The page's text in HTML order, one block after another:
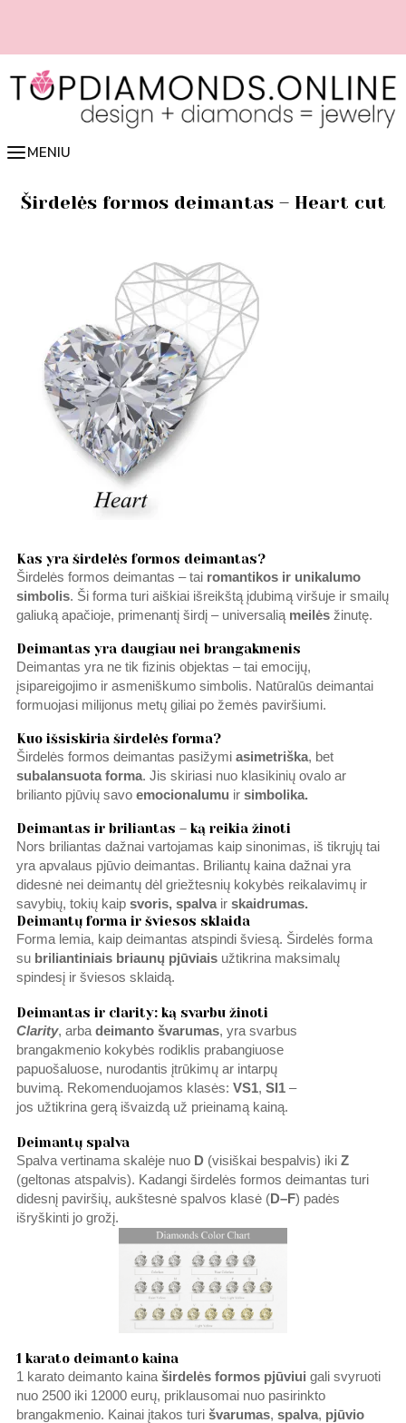
📏 Lengvai nustatyk žiedo dydį online 👉 spausk čia
MENIU
Širdelės formos deimantas – Heart cut
Kas yra širdelės formos deimantas?
Širdelės formos deimantas – tai romantikos ir unikalumo
simbolis. Ši forma turi aiškiai išreikštą įdubimą viršuje ir smailų
galiuką apačioje, primenantį širdį – universalią meilėsžinutę.
Deimantas yra daugiau nei brangakmenis
Deimantas yra ne tik fizinis objektas – tai emocijų,
įsipareigojimo ir asmeniškumo simbolis. Natūralūs deimantai
formuojasi milijonus metų giliai po žemės paviršiumi.
Kuo išsiskiria širdelės forma?
Širdelės formos deimantas pasižymi asimetriška, bet
subalansuota forma. Jis skiriasi nuo klasikinių ovalo ar
brilianto pjūvių savo emocionalumu irsimbolika.
Deimantas ir briliantas – ką reikia žinoti
Nors briliantas dažnai vartojamas kaip sinonimas, iš tikrųjų tai
yra apvalaus pjūvio deimantas. Briliantų kaina dažnai yra
didesnė nei deimantų dėl griežtesnių kokybės reikalavimų ir
savybių, tokių kaip svoris, spalva ir skaidrumas.
Deimantų forma ir šviesos sklaida
Forma lemia, kaip deimantas atspindi šviesą. Širdelės forma
su briliantiniais briaunų pjūviaisužtikrina maksimalų
spindesį ir šviesos sklaidą.
Deimantas ir clarity: ką svarbu žinoti
Clarity, arba deimanto švarumas, yra svarbus
brangakmenio kokybės rodiklis prabangiuose
papuošaluose, nurodantis įtrūkimų ar intarpų
buvimą. Rekomenduojamos klasės: VS1, SI1–
jos užtikrina gerą išvaizdą už prieinamą kainą.
Deimantų spalva
Spalva vertinama skalėje nuo D(visiškai bespalvis) iki Z
(geltonas atspalvis). Kadangi širdelės formos deimantas turi
didesnį paviršių, aukštesnė spalvos klasė (D–F) padės
išryškinti jo grožį.
1 karato deimanto kaina
1 karato deimanto kaina širdelės formos pjūviui gali svyruoti
nuo 2500 iki 12000 eurų, priklausomai nuo pasirinkto
brangakmenio. Kainai įtakos turi švarumas, spalva, pjūvio